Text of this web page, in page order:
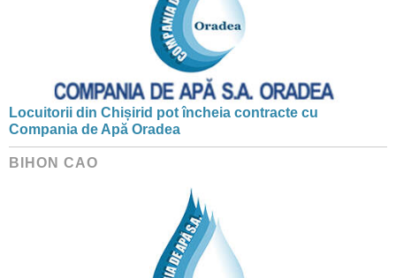
Locuitorii din Chișirid pot încheia contracte cu
Compania de Apă Oradea
BIHON CAO